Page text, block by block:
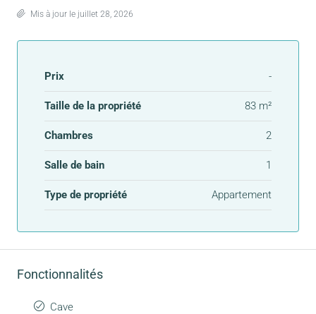
Mis à jour le juillet 28, 2026
Prix -
Taille de la propriété 83 m²
Chambres 2
Salle de bain 1
Type de propriété Appartement
Fonctionnalités
Cave